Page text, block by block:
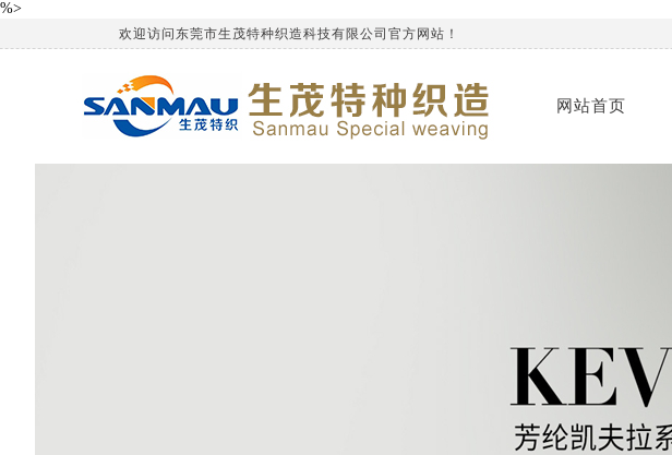
%>
欢迎访问东莞市生茂特种织造科技有限公司官方网站！
网站首页